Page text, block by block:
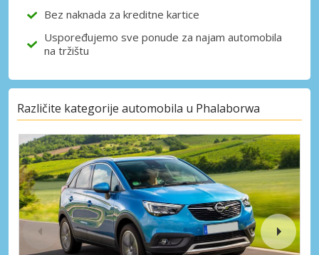
Bez naknada za kreditne kartice
Uspoređujemo sve ponude za najam automobila
na tržištu
Različite kategorije automobila u Phalaborwa